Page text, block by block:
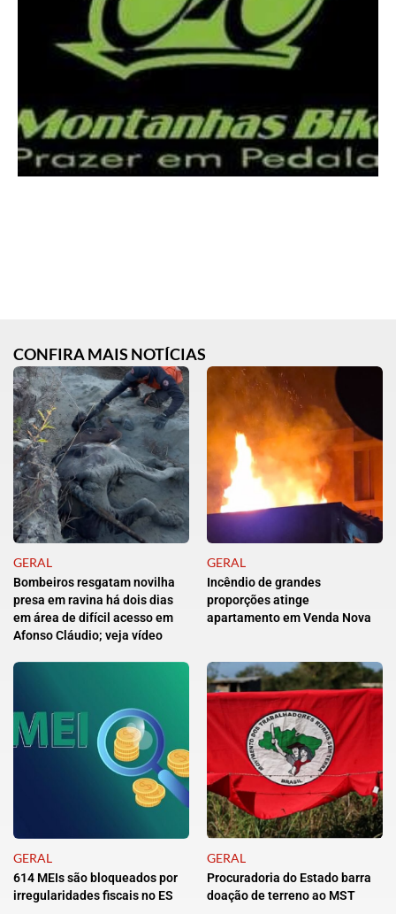
CONFIRA MAIS NOTÍCIAS
GERAL
Bombeiros resgatam novilha
presa em ravina há dois dias
em área de difícil acesso em
Afonso Cláudio; veja vídeo
GERAL
Incêndio de grandes
proporções atinge
apartamento em Venda Nova
GERAL
614 MEIs são bloqueados por
irregularidades fiscais no ES
GERAL
Procuradoria do Estado barra
doação de terreno ao MST